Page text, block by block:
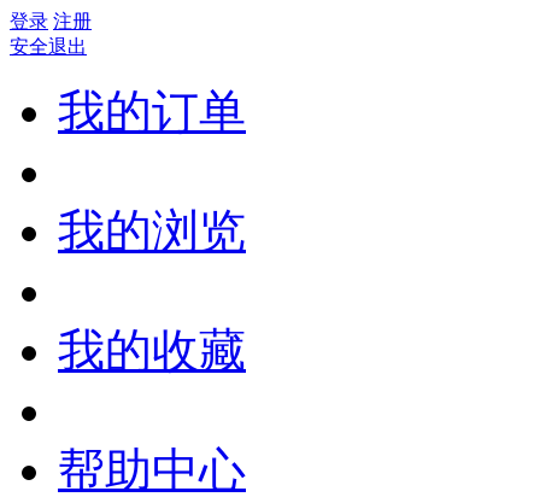
登录 注册
安全退出
我的订单
我的浏览
我的收藏
帮助中心